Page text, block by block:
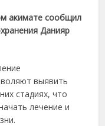
акимате сообщил
Данияр
выявить
стадиях, что
лечение и